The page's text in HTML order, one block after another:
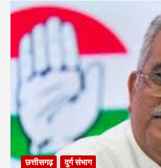
छत्तीसगढ़ दुर्ग संभाग